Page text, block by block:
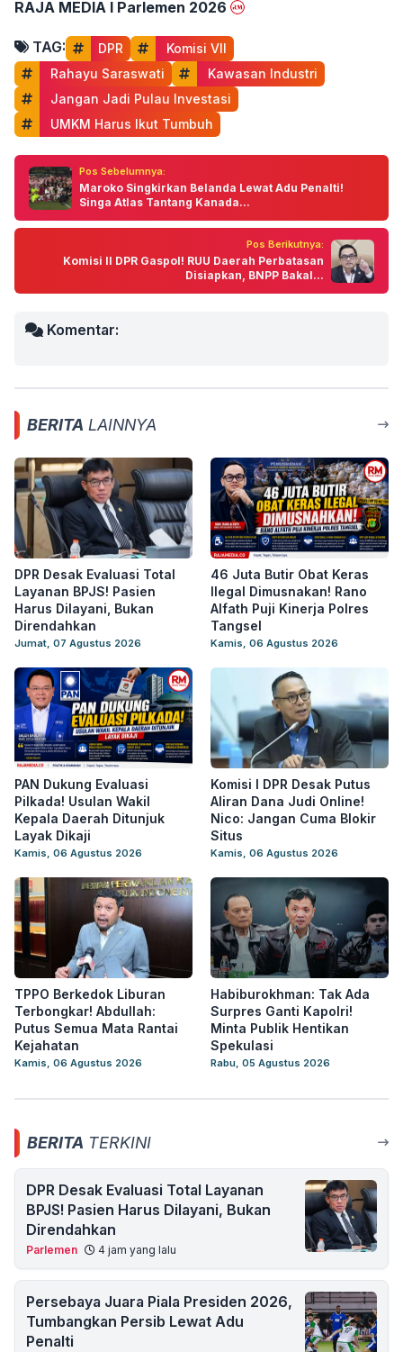
RAJA MEDIA I Parlemen 2026
TAG: DPR
Komisi VII
Rahayu Saraswati
Kawasan Industri
Jangan Jadi Pulau Investasi
UMKM Harus Ikut Tumbuh
Pos Sebelumnya:
Maroko Singkirkan Belanda Lewat Adu Penalti!
Singa Atlas Tantang Kanada...
Pos Berikutnya:
Komisi II DPR Gaspol! RUU Daerah Perbatasan
Disiapkan, BNPP Bakal...
Komentar:
BERITA LAINNYA
DPR Desak Evaluasi Total
Layanan BPJS! Pasien
Harus Dilayani, Bukan
Direndahkan
Jumat, 07 Agustus 2026
46 Juta Butir Obat Keras
Ilegal Dimusnakan! Rano
Alfath Puji Kinerja Polres
Tangsel
Kamis, 06 Agustus 2026
PAN Dukung Evaluasi
Pilkada! Usulan Wakil
Kepala Daerah Ditunjuk
Layak Dikaji
Kamis, 06 Agustus 2026
Komisi I DPR Desak Putus
Aliran Dana Judi Online!
Nico: Jangan Cuma Blokir
Situs
Kamis, 06 Agustus 2026
TPPO Berkedok Liburan
Terbongkar! Abdullah:
Putus Semua Mata Rantai
Kejahatan
Kamis, 06 Agustus 2026
Habiburokhman: Tak Ada
Surpres Ganti Kapolri!
Minta Publik Hentikan
Spekulasi
Rabu, 05 Agustus 2026
BERITA TERKINI
DPR Desak Evaluasi Total Layanan
BPJS! Pasien Harus Dilayani, Bukan
Direndahkan
Parlemen 4 jam yang lalu
Persebaya Juara Piala Presiden 2026,
Tumbangkan Persib Lewat Adu
Penalti